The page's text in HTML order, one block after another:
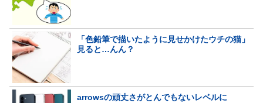
「色鉛筆で描いたように見せかけたウチの猫」
見ると…んん？
arrowsの頑丈さがとんでもないレベルに